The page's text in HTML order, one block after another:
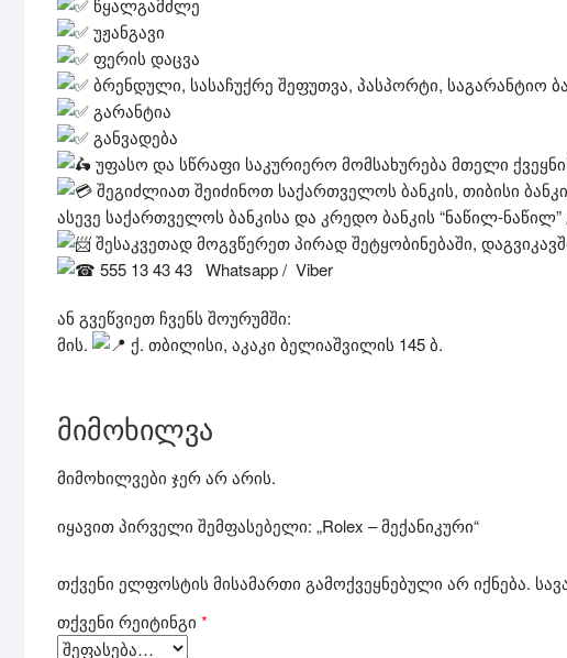
წყალგამძლე
უჟანგავი
ფერის დაცვა
ბრენდული, სასაჩუქრე შეფუთვა, პასპორტი, საგარანტიო
გარანტია
განვადება
უფასო და სწრაფი საკურიერო მომსახურება მთელი
შეგიძლიათ შეიძინოთ საქართველოს ბანკის, თიბისი
ასევე საქართველოს ბანკისა და კრედო ბანკის “ნაწილ-
შესაკვეთად მოგვწერეთ პირად შეტყობინებაში,
555 13 43 43 Whatsapp / Viber
ან გვეწვიეთ ჩვენს შოურუმში:
მის.
ქ. თბილისი, აკაკი ბელიაშვილის 145 ბ.
მიმოხილვა
მიმოხილვები ჯერ არ არის.
იყავით პირველი შემფასებელი: „Rolex – მექანიკური“
თქვენი ელფოსტის მისამართი გამოქვეყნებული არ იქნება.
თქვენი რეიტინგი *